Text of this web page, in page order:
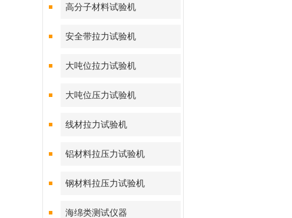
高分子材料试验机
安全带拉力试验机
大吨位拉力试验机
大吨位压力试验机
线材拉力试验机
铝材料拉压力试验机
钢材料拉压力试验机
海绵类测试仪器